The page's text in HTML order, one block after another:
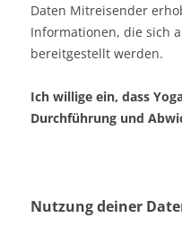
Daten Mitreisender
Informationen, die sich
bereitgestellt werden.
Ich willige ein, dass
Durchführung und
Nutzung deiner